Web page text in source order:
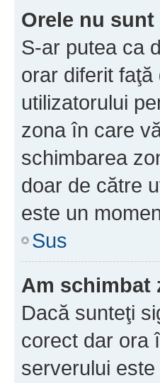
Orele nu sunt
S-ar putea ca
orar diferit
utilizatorului
zona în care
schimbarea
doar de către
este un
Sus
Am schimbat
Dacă sunteţi
corect dar ora
serverului